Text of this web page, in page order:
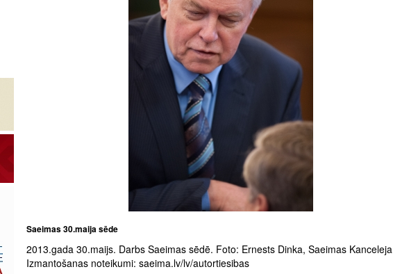
Saeimas 30.maija sēde
2013.gada 30.maijs. Darbs Saeimas sēdē. Foto: Ernests Dinka, Saeimas Kanceleja
Izmantošanas noteikumi: saeima.lv/lv/autortiesibas